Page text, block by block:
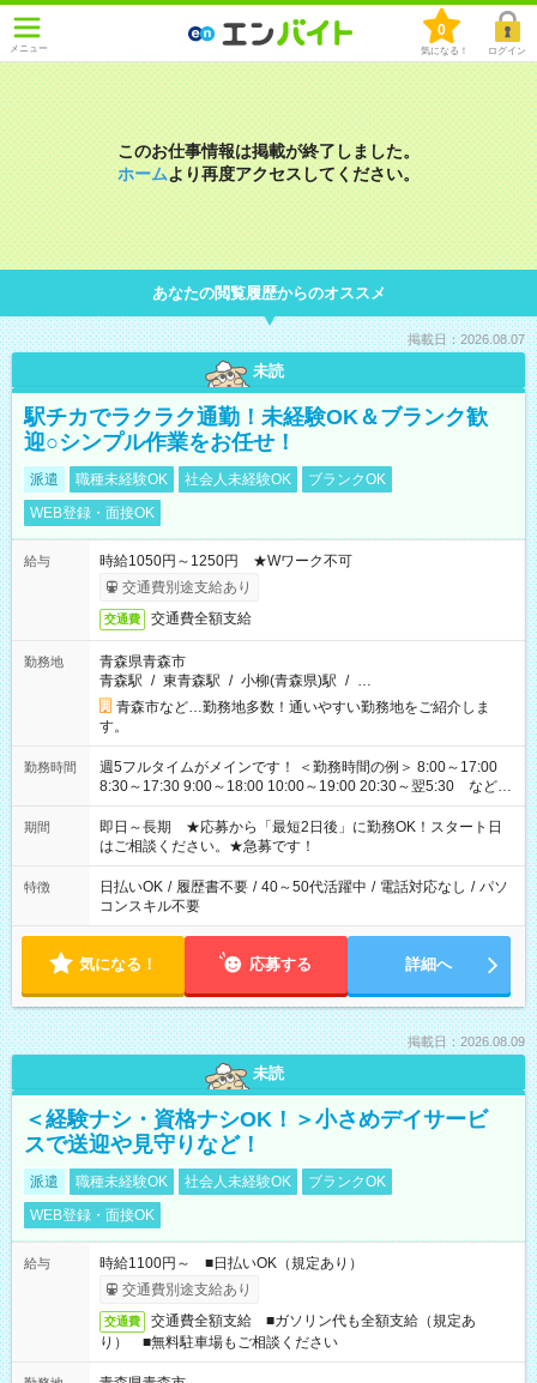
メニュー
0
気になる！ ログイン
このお仕事情報は掲載が終了しました。
ホームより再度アクセスしてください。
あなたの閲覧履歴からのオススメ
掲載日：2026.08.07
未読
駅チカでラクラク通勤！未経験OK＆ブランク歓
迎○シンプル作業をお任せ！
派遣 職種未経験OK 社会人未経験OK
ブランクOK
WEB登録・面接OK
給与
時給1050円～1250円 ★Wワーク不可
交通費別途支給あり
交通費 交通費全額支給
勤務地
青森県青森市
青森駅 / 東青森駅 / 小柳(青森県)駅 / …
青森市など…勤務地多数！通いやすい勤務地をご紹介しま
す。
勤務時間
週5フルタイムがメインです！ ＜勤務時間の例＞ 8:00～17:00
8:30～17:30 9:00～18:00 10:00～19:00 20:30～翌5:30 など ★
その他にも勤務時間多数！ 日勤のみ、残業なし、交替制など
ご希望を教えてください！
期間
即日～長期 ★応募から「最短2日後」に勤務OK！スタート日
はご相談ください。★急募です！
特徴 日払いOK / 履歴書不要 / 40～50代活躍中 / 電話対応なし / パソ
コンスキル不要
気になる！ 応募する 詳細へ
掲載日：2026.08.09
未読
＜経験ナシ・資格ナシOK！＞小さめデイサービ
スで送迎や見守りなど！
派遣 職種未経験OK 社会人未経験OK
ブランクOK
WEB登録・面接OK
給与
時給1100円～ ■日払いOK（規定あり）
交通費別途支給あり
交通費
交通費全額支給 ■ガソリン代も全額支給（規定あ
り） ■無料駐車場もご相談ください